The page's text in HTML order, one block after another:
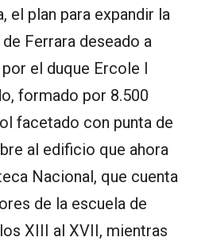
el plan para expandir la
Ferrara deseado a
el duque Ercole I
formado por 8.500
facetado con punta de
al edificio que ahora
Nacional, que cuenta
de la escuela de
XIII al XVII, mientras